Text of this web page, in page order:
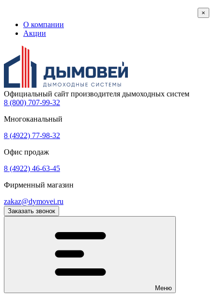
О компании
Акции
Официальный сайт производителя дымоходных систем
8 (800) 707-99-32
Многоканальный
8 (4922) 77-98-32
Офис продаж
8 (4922) 46-63-45
Фирменный магазин
zakaz@dymovei.ru
Заказать звонок
Меню
×